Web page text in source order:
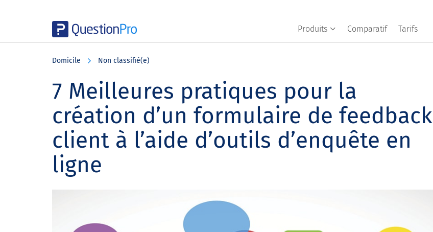
Produits Comparatif Tarifs
Domicile Non classifié(e)
7 Meilleures pratiques pour la
création d’un formulaire de feedback
client à l’aide d’outils d’enquête en
ligne